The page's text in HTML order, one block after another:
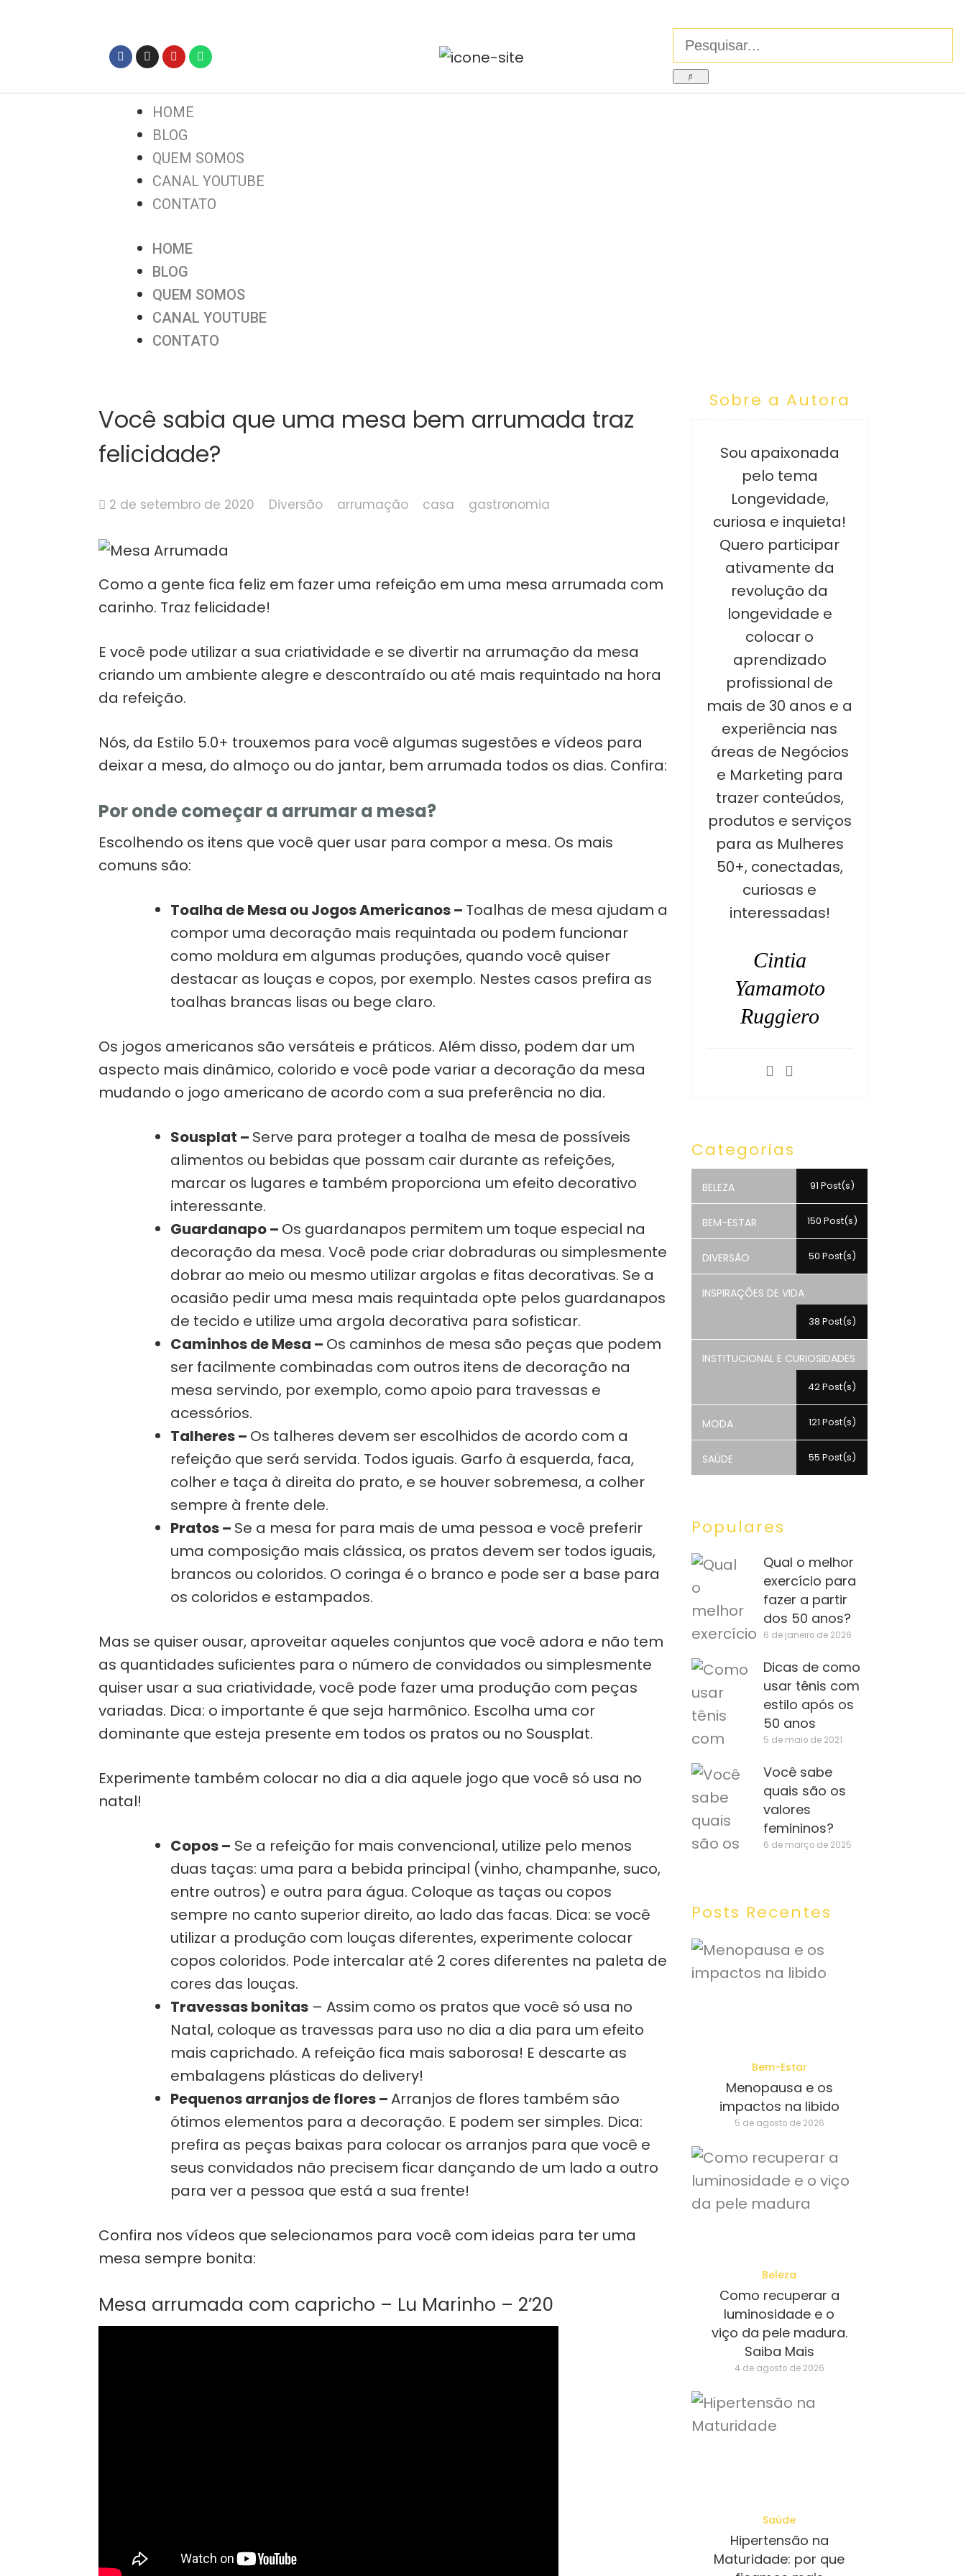
HOME
BLOG
QUEM SOMOS
CANAL YOUTUBE
CONTATO
HOME
BLOG
QUEM SOMOS
CANAL YOUTUBE
CONTATO
Você sabia que uma mesa bem arrumada traz
felicidade?
2 de setembro de 2020 Diversão arrumação casa gastronomia
Como a gente fica feliz em fazer uma refeição em uma mesa arrumada com
carinho. Traz felicidade!
E você pode utilizar a sua criatividade e se divertir na arrumação da mesa
criando um ambiente alegre e descontraído ou até mais requintado na hora
da refeição.
Nós, da Estilo 5.0+ trouxemos para você algumas sugestões e vídeos para
deixar a mesa, do almoço ou do jantar, bem arrumada todos os dias. Confira:
Por onde começar a arrumar a mesa?
Escolhendo os itens que você quer usar para compor a mesa. Os mais
comuns são:
Toalha de Mesa ou Jogos Americanos – Toalhas de mesa ajudam a
compor uma decoração mais requintada ou podem funcionar
como moldura em algumas produções, quando você quiser
destacar as louças e copos, por exemplo. Nestes casos prefira as
toalhas brancas lisas ou bege claro.
Os jogos americanos são versáteis e práticos. Além disso, podem dar um
aspecto mais dinâmico, colorido e você pode variar a decoração da mesa
mudando o jogo americano de acordo com a sua preferência no dia.
Sousplat – Serve para proteger a toalha de mesa de possíveis
alimentos ou bebidas que possam cair durante as refeições,
marcar os lugares e também proporciona um efeito decorativo
interessante.
Guardanapo – Os guardanapos permitem um toque especial na
decoração da mesa. Você pode criar dobraduras ou simplesmente
dobrar ao meio ou mesmo utilizar argolas e fitas decorativas. Se a
ocasião pedir uma mesa mais requintada opte pelos guardanapos
de tecido e utilize uma argola decorativa para sofisticar.
Caminhos de Mesa – Os caminhos de mesa são peças que podem
ser facilmente combinadas com outros itens de decoração na
mesa servindo, por exemplo, como apoio para travessas e
acessórios.
Talheres – Os talheres devem ser escolhidos de acordo com a
refeição que será servida. Todos iguais. Garfo à esquerda, faca,
colher e taça à direita do prato, e se houver sobremesa, a colher
sempre à frente dele.
Pratos – Se a mesa for para mais de uma pessoa e você preferir
uma composição mais clássica, os pratos devem ser todos iguais,
brancos ou coloridos. O coringa é o branco e pode ser a base para
os coloridos e estampados.
Mas se quiser ousar, aproveitar aqueles conjuntos que você adora e não tem
as quantidades suficientes para o número de convidados ou simplesmente
quiser usar a sua criatividade, você pode fazer uma produção com peças
variadas. Dica: o importante é que seja harmônico. Escolha uma cor
dominante que esteja presente em todos os pratos ou no Sousplat.
Experimente também colocar no dia a dia aquele jogo que você só usa no
natal!
Copos – Se a refeição for mais convencional, utilize pelo menos
duas taças: uma para a bebida principal (vinho, champanhe, suco,
entre outros) e outra para água. Coloque as taças ou copos
sempre no canto superior direito, ao lado das facas. Dica: se você
utilizar a produção com louças diferentes, experimente colocar
copos coloridos. Pode intercalar até 2 cores diferentes na paleta de
cores das louças.
Travessas bonitas – Assim como os pratos que você só usa no
Natal, coloque as travessas para uso no dia a dia para um efeito
mais caprichado. A refeição fica mais saborosa! E descarte as
embalagens plásticas do delivery!
Pequenos arranjos de flores –Arranjos de flores também são
ótimos elementos para a decoração. E podem ser simples. Dica:
prefira as peças baixas para colocar os arranjos para que você e
seus convidados não precisem ficar dançando de um lado a outro
para ver a pessoa que está a sua frente!
Confira nos vídeos que selecionamos para você com ideias para ter uma
mesa sempre bonita:
Mesa arrumada com capricho – Lu Marinho – 2’20
Sobre a Autora
Sou apaixonada
pelo tema
Longevidade,
curiosa e inquieta!
Quero participar
ativamente da
revolução da
longevidade e
colocar o
aprendizado
profissional de
mais de 30 anos e a
experiência nas
áreas de Negócios
e Marketing para
trazer conteúdos,
produtos e serviços
para as Mulheres
50+, conectadas,
curiosas e
interessadas!
Cintia
Yamamoto
Ruggiero
Categorias
BELEZA 91 Post(s)
BEM-ESTAR 150 Post(s)
DIVERSÃO 50 Post(s)
INSPIRAÇÕES DE VIDA
38 Post(s)
INSTITUCIONAL E CURIOSIDADES
42 Post(s)
MODA 121 Post(s)
SAÚDE 55 Post(s)
Populares
Qual o melhor
exercício para
fazer a partir
dos 50 anos?
6 de janeiro de 2026
Dicas de como
usar tênis com
estilo após os
50 anos
5 de maio de 2021
Você sabe
quais são os
valores
femininos?
6 de março de 2025
Posts Recentes
Bem-Estar
Menopausa e os
impactos na libido
5 de agosto de 2026
Beleza
Como recuperar a
luminosidade e o
viço da pele madura.
Saiba Mais
4 de agosto de 2026
Saúde
Hipertensão na
Maturidade: por que